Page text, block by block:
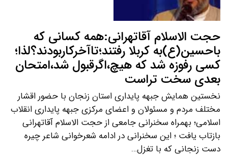
حجت الاسلام آقاتهرانی:همه کسانی که
باحسین(ع)به کربلا رفتند؛تاآخرکاربودند؟لذا؛
کسی رفوزه شد که هیچ،اگرقبول شد،امتحان
بعدی سخت تراست
نخستین همایش جبهه پایداری استان زنجان با حضور اقشار
مختلف مردم و مسئولان و اعضای مرکزی جبهه پایداری انقلاب
اسلامی؛ بهمراه سخنرانی جامعی از حجت الاسلام آقاتهرانی
بازتاب یافت ؛ این سخنرانی در ادامه شعرخوانی شاعر چیره
دست زنجانی که با تغزل…